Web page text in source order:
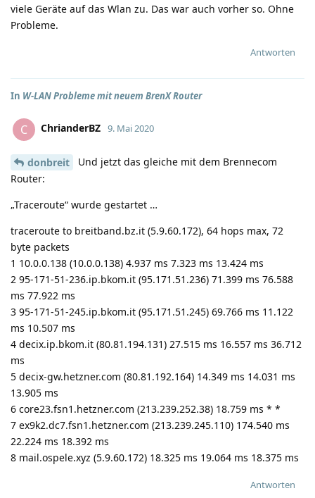
viele Geräte auf das Wlan zu. Das war auch vorher so. Ohne
Probleme.
Antworten
In W-LAN Probleme mit neuem BrenX Router
C ChrianderBZ 9. Mai 2020
donbreit
Und jetzt das gleiche mit dem Brennecom
Router:
„Traceroute“ wurde gestartet …
traceroute to breitband.bz.it (5.9.60.172), 64 hops max, 72
byte packets
1 10.0.0.138 (10.0.0.138) 4.937 ms 7.323 ms 13.424 ms
2 95-171-51-236.ip.bkom.it (95.171.51.236) 71.399 ms 76.588
ms 77.922 ms
3 95-171-51-245.ip.bkom.it (95.171.51.245) 69.766 ms 11.122
ms 10.507 ms
4 decix.ip.bkom.it (80.81.194.131) 27.515 ms 16.557 ms 36.712
ms
5 decix-gw.hetzner.com (80.81.192.164) 14.349 ms 14.031 ms
13.905 ms
6 core23.fsn1.hetzner.com (213.239.252.38) 18.759 ms * *
7 ex9k2.dc7.fsn1.hetzner.com (213.239.245.110) 174.540 ms
22.224 ms 18.392 ms
8 mail.ospele.xyz (5.9.60.172) 18.325 ms 19.064 ms 18.375 ms
Antworten